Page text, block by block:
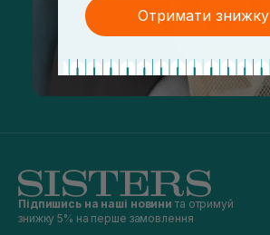
Підпишись на наші новини та отримуй
знижку 5% на перше замовлення
Отримати знижку